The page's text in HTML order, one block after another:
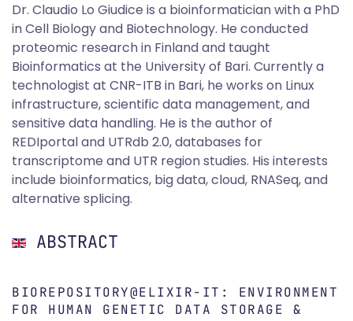
Dr. Claudio Lo Giudice is a bioinformatician with a PhD
in Cell Biology and Biotechnology. He conducted
proteomic research in Finland and taught
Bioinformatics at the University of Bari. Currently a
technologist at CNR-ITB in Bari, he works on Linux
infrastructure, scientific data management, and
sensitive data handling. He is the author of
REDIportal and UTRdb 2.0, databases for
transcriptome and UTR region studies. His interests
include bioinformatics, big data, cloud, RNASeq, and
alternative splicing.
ABSTRACT
BIOREPOSITORY@ELIXIR-IT: ENVIRONMENT
FOR HUMAN GENETIC DATA STORAGE &